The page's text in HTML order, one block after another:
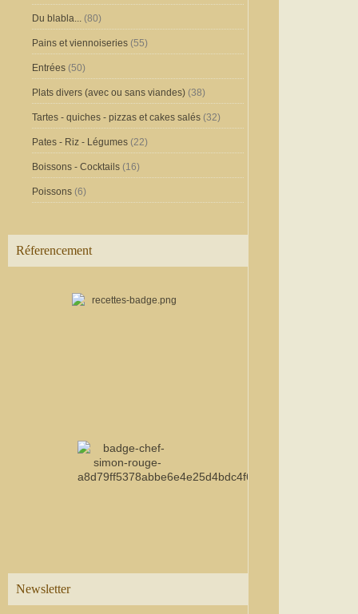
Du blabla... (80)
Pains et viennoiseries (55)
Entrées (50)
Plats divers (avec ou sans viandes) (38)
Tartes - quiches - pizzas et cakes salés (32)
Pates - Riz - Légumes (22)
Boissons - Cocktails (16)
Poissons (6)
Réferencement
Newsletter